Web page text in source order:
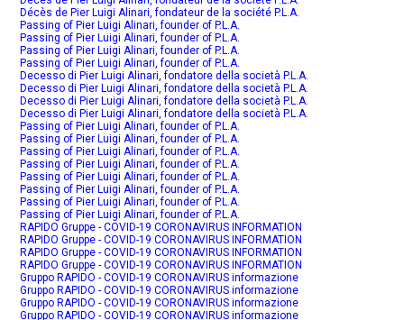
Décès de Pier Luigi Alinari, fondateur de la société P.L.A.
Passing of Pier Luigi Alinari, founder of P.L.A.
Passing of Pier Luigi Alinari, founder of P.L.A.
Passing of Pier Luigi Alinari, founder of P.L.A.
Passing of Pier Luigi Alinari, founder of P.L.A.
Decesso di Pier Luigi Alinari, fondatore della società P.L.A.
Decesso di Pier Luigi Alinari, fondatore della società P.L.A.
Decesso di Pier Luigi Alinari, fondatore della società P.L.A.
Decesso di Pier Luigi Alinari, fondatore della società P.L.A.
Passing of Pier Luigi Alinari, founder of P.L.A.
Passing of Pier Luigi Alinari, founder of P.L.A.
Passing of Pier Luigi Alinari, founder of P.L.A.
Passing of Pier Luigi Alinari, founder of P.L.A.
Passing of Pier Luigi Alinari, founder of P.L.A.
Passing of Pier Luigi Alinari, founder of P.L.A.
Passing of Pier Luigi Alinari, founder of P.L.A.
Passing of Pier Luigi Alinari, founder of P.L.A.
RAPIDO Gruppe - COVID-19 CORONAVIRUS INFORMATION
RAPIDO Gruppe - COVID-19 CORONAVIRUS INFORMATION
RAPIDO Gruppe - COVID-19 CORONAVIRUS INFORMATION
RAPIDO Gruppe - COVID-19 CORONAVIRUS INFORMATION
Gruppo RAPIDO - COVID-19 CORONAVIRUS informazione
Gruppo RAPIDO - COVID-19 CORONAVIRUS informazione
Gruppo RAPIDO - COVID-19 CORONAVIRUS informazione
Gruppo RAPIDO - COVID-19 CORONAVIRUS informazione